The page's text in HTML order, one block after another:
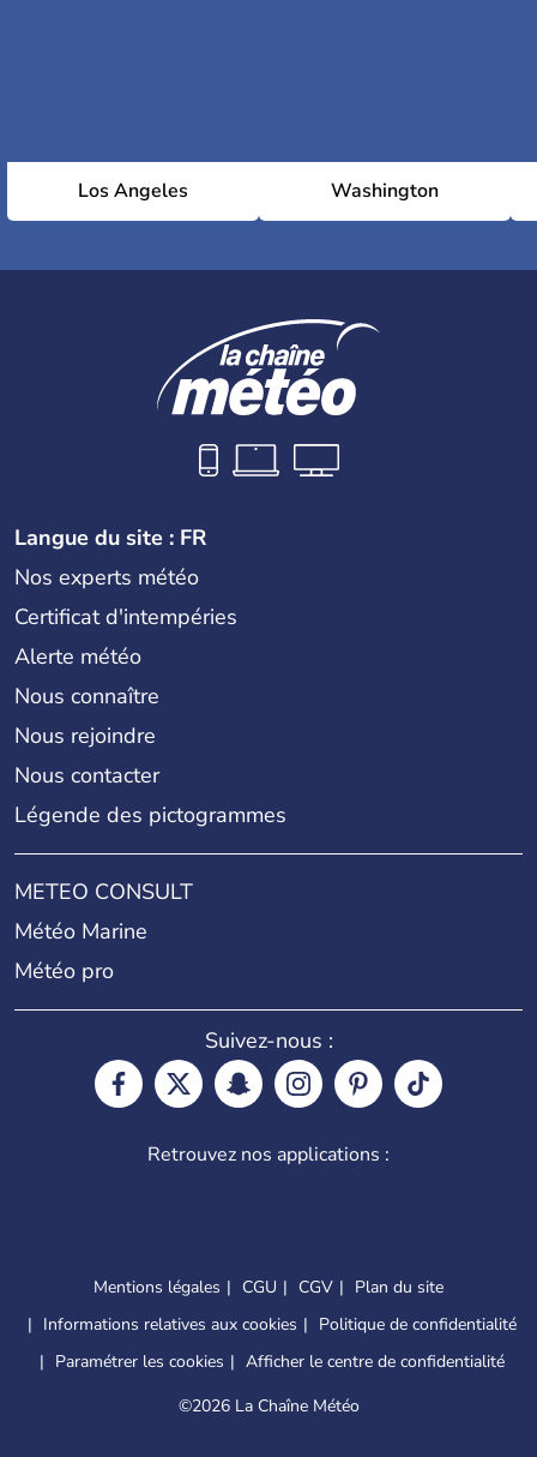
Los Angeles Washington
Langue du site : FR
Nos experts météo
Certificat d'intempéries
Alerte météo
Nous connaître
Nous rejoindre
Nous contacter
Légende des pictogrammes
METEO CONSULT
Météo Marine
Météo pro
Suivez-nous :
Retrouvez nos applications :
Mentions légales CGU CGV
Plan du site
Informations relatives aux cookies
Politique de confidentialité
Paramétrer les cookies
Afficher le centre de confidentialité
©2026 La Chaîne Météo